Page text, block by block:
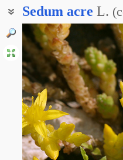
Sedum acre L. (